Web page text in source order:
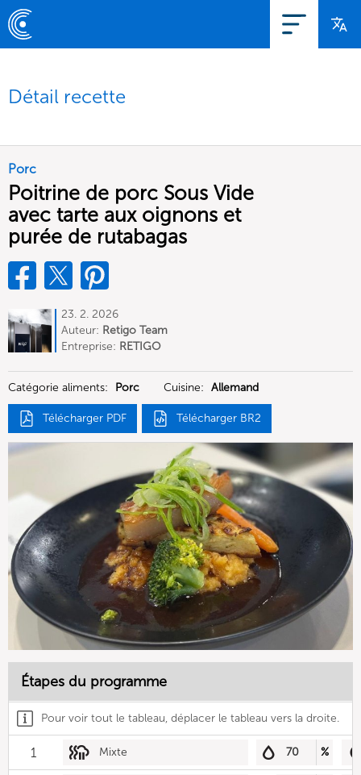
Détail recette
Porc
Poitrine de porc Sous Vide
avec tarte aux oignons et
purée de rutabagas
23. 2. 2026
Auteur: Retigo Team
Deutschland
Entreprise: RETIGO
Catégorie aliments:
Porc Cuisine: Allemand
Télécharger PDF Télécharger BR2
Étapes du programme
Pour voir tout le tableau, déplacer le tableau vers la droite.
1 Mixte 70 %